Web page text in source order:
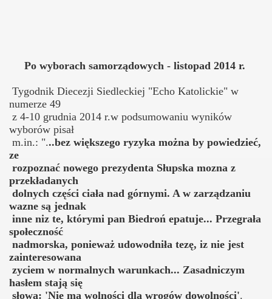
Po wyborach samorządowych - listopad 2014 r.
Tygodnik Diecezji Siedleckiej "Echo Katolickie" w
numerze 49
z 4-10 grudnia 2014 r.w podsumowaniu wyników
wyborów pisał
m.in.: "...bez większego ryzyka można by powiedzieć,
ze
rozpoznać nowego prezydenta Słupska mozna z
przekładanych
dolnych części ciała nad górnymi. A w zarządzaniu
wazne są jednak
inne niz te, którymi pan Biedroń epatuje... Przegrała
społeczność
nadmorska, ponieważ udowodniła tezę, iz nie jest
zainteresowana
zyciem w normalnych warunkach... Zasadniczym
hasłem stają się
słowa: 'Nie ma wolności dla wrogów dowolności'.